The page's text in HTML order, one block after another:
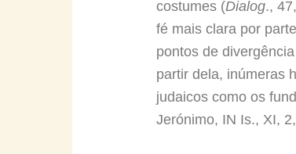
costumes (Dialog.,
fé mais clara por
pontos de
partir dela, inúmeras
judaicos como os
Jerónimo, IN Is., XI,